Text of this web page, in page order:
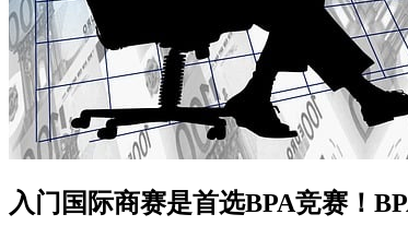
入门国际商赛是首选BPA竞赛！